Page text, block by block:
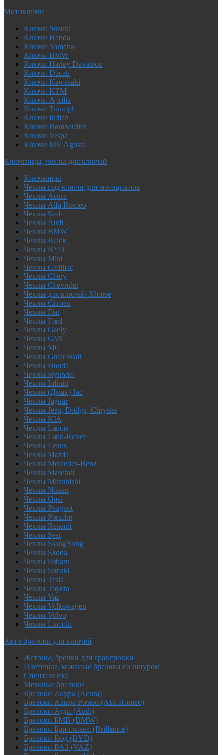
Мотоключи
Ключи Suzuki
Ключи Honda
Ключи Yamaha
Ключи BMW
Ключи Harley Davidson
Ключи Ducati
Ключи Kawasaki
Ключи KTM
Ключи Aprilia
Ключи Triumph
Ключи Indian
Ключи Bombardier
Ключи Vespa
Ключи MV Agusta
Ключницы, чехлы для ключей
Ключницы
Чехлы под ключи для мотоциклов
Чехлы Acura
Чехлы Alfa Romeo
Чехлы Saab
Чехлы Audi
Чехлы BMW
Чехлы Buick
Чехлы BYD
Чехлы Mini
Чехлы Cadillac
Чехлы Chery
Чехлы Chevrolet
Чехлы для ключей Xhorse
Чехлы Citroen
Чехлы Fiat
Чехлы Ford
Чехлы Geely
Чехлы GMC
Чехлы MG
Чехлы Great Wall
Чехлы Honda
Чехлы Hyundai
Чехлы Infiniti
Чехлы (Джак) Jac
Чехлы Jaguar
Чехлы Jeep, Dodge, Chrysler
Чехлы KIA
Чехлы Lancia
Чехлы Land-Rover
Чехлы Lexus
Чехлы Mazda
Чехлы Mercedes-Benz
Чехлы Maserati
Чехлы Mitsubishi
Чехлы Nissan
Чехлы Opel
Чехлы Peugeot
Чехлы Porsche
Чехлы Renault
Чехлы Seat
Чехлы SsangYong
Чехлы Skoda
Чехлы Subaru
Чехлы Suzuki
Чехлы Tesla
Чехлы Toyota
Чехлы Vaz
Чехлы Volkswagen
Чехлы Volvo
Чехлы Lincoln
Авто брелоки для ключей
Жетоны, брелки для гравировки
Плетеные, кожаные брелоки со шнуром
Спецтехника
Меховые брелоки
Брелоки Акура (Acura)
Брелоки Альфа Ромео (Alfa Romeo)
Брелоки Ауди (Audi)
Брелоки БМВ (BMW)
Брелоки Бриллианс (Brilliance)
Брелоки Бюд (BYD)
Брелоки ВАЗ (VAZ)